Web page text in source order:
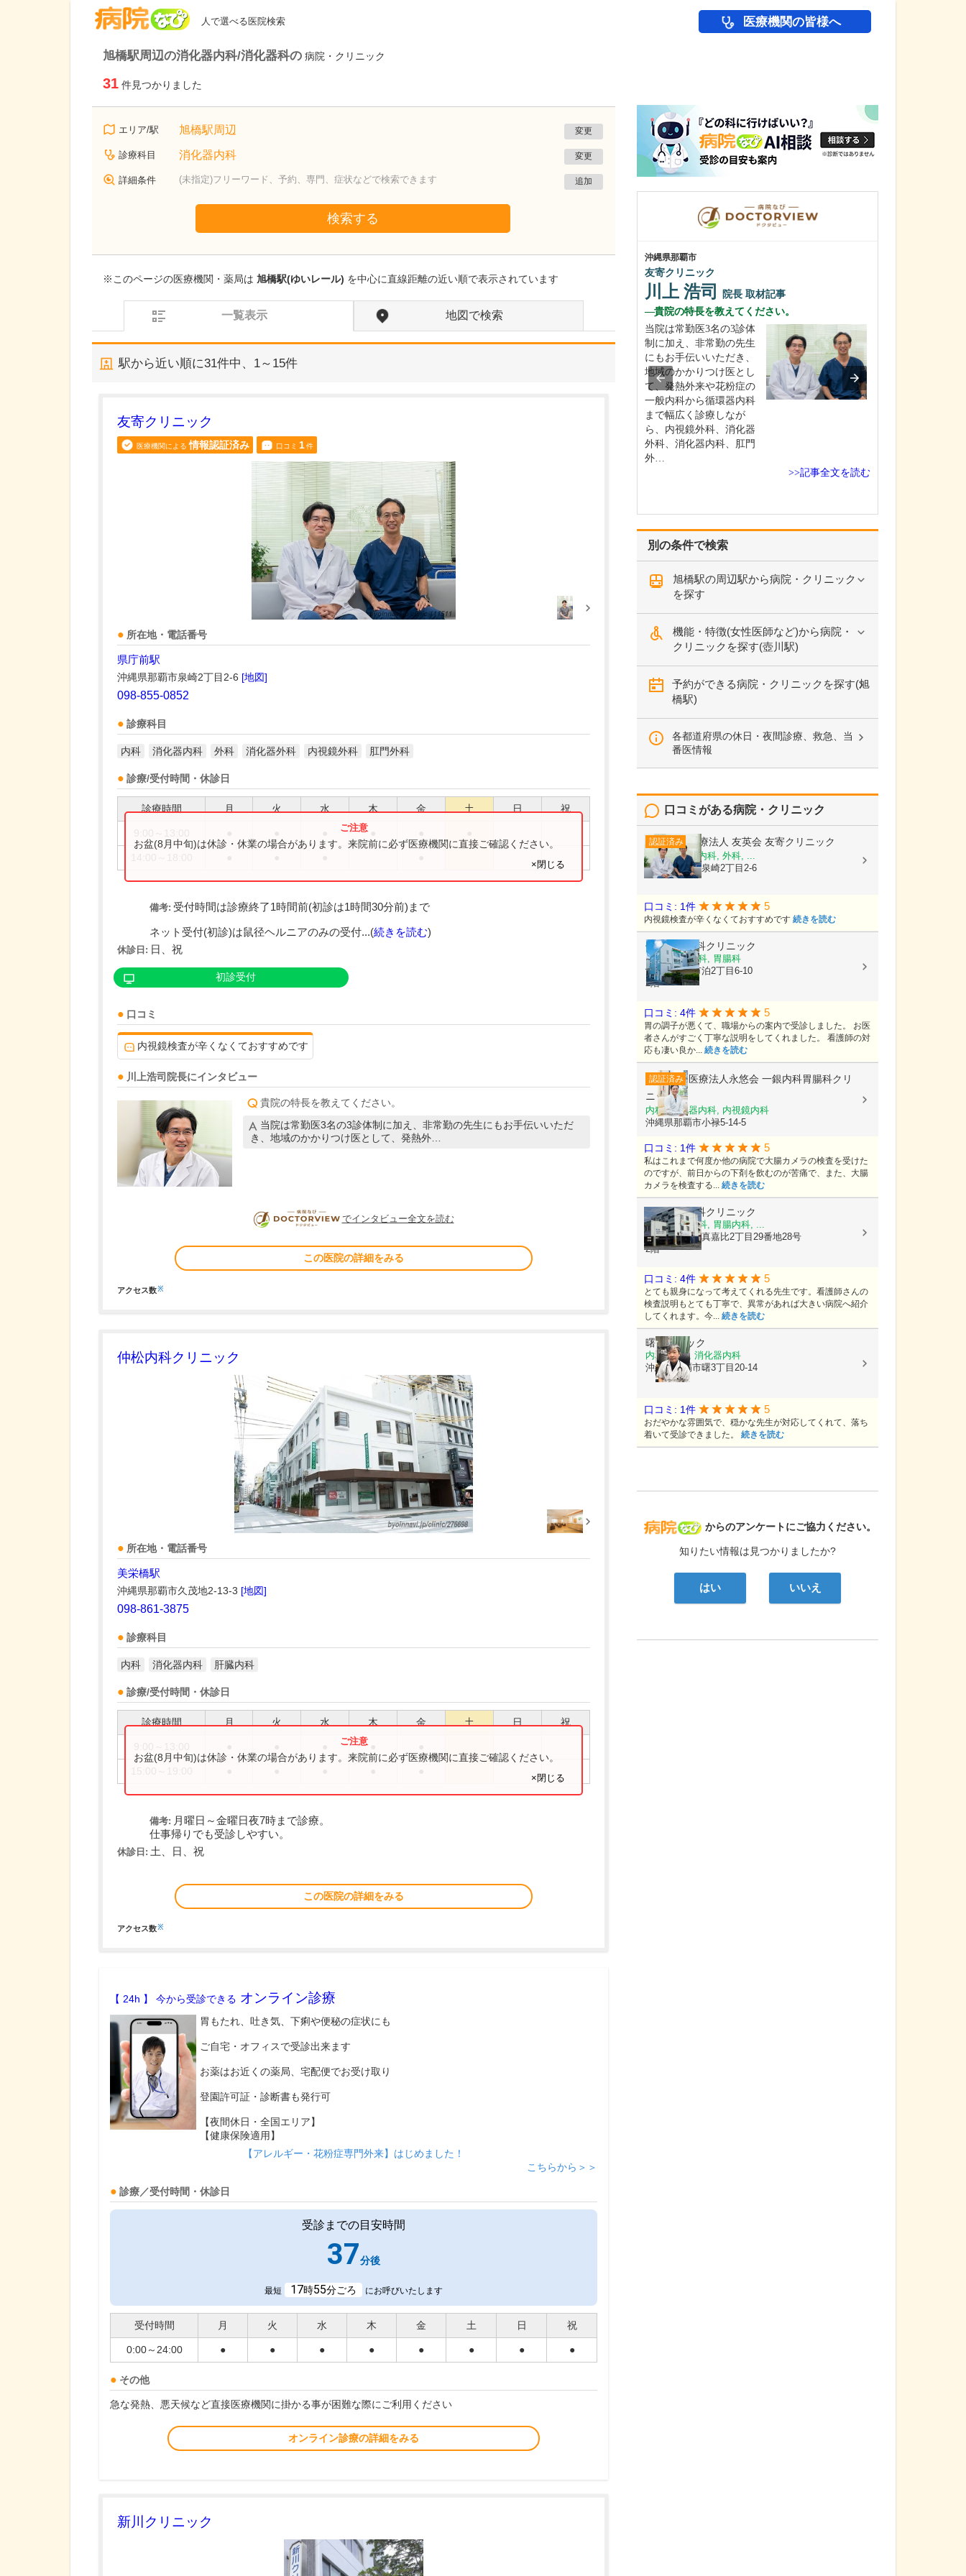
人で選べる医院検索 医療機関の皆様へ
旭橋駅周辺の消化器内科/消化器科の 病院・クリニック
31 件見つかりました
エリア/駅 旭橋駅周辺 変更
診療科目 消化器内科 変更
詳細条件 (未指定)フリーワード、予約、専門、症状などで検索できます 追加
検索する
※このページの医療機関・薬局は 旭橋駅(ゆいレール) を中心に直線距離の近い順で表示されています
一覧表示 地図で検索
駅から近い順に31件中、 1～15件
友寄クリニック
医療機関による 情報認証済み 口コミ 1件
所在地・電話番号
県庁前駅
沖縄県那覇市泉崎2丁目2-6 [地図]
098-855-0852
診療科目
内科 消化器内科 外科 消化器外科 内視鏡外科 肛門外科
診療/受付時間・休診日
診療時間 月 火 水 木 金 土 日 祝
お盆(8月中旬)は休診・休業の場合があります。来院前に必ず医療機関に直接ご確認ください。
×閉じる
備考: 受付時間は診療終了1時間前(初診は1時間30分前)まで
ネット受付(初診)は鼠径ヘルニアのみの受付...(続きを読む)
休診日: 日、祝
初診受付
口コミ
内視鏡検査が辛くなくておすすめです
川上浩司 院長にインタビュー
貴院の特長を教えてください。
当院は常勤医3名の3診体制に加え、非常勤の先生にもお手伝いいただ
き、地域のかかりつけ医として、発熱外…
DOCTORVIEW
でインタビュー全文を読む
この医院の詳細をみる
アクセス数※
仲松内科クリニック
所在地・電話番号
美栄橋駅
沖縄県那覇市久茂地2-13-3 [地図]
098-861-3875
診療科目
内科 消化器内科 肝臓内科
診療/受付時間・休診日
診療時間 月 火 水 木 金 土 日 祝
お盆(8月中旬)は休診・休業の場合があります。来院前に必ず医療機関に直接ご確認ください。
×閉じる
備考: 月曜日～金曜日夜7時まで診療。
仕事帰りでも受診しやすい。
休診日: 土、日、祝
この医院の詳細をみる
アクセス数※
【 24h 】 今から受診できる オンライン診療
胃もたれ、吐き気、下痢や便秘の症状にも
ご自宅・オフィスで受診出来ます
お薬はお近くの薬局、宅配便でお受け取り
登園許可証・診断書も発行可
【夜間休日・全国エリア】
【健康保険適用】
【アレルギー・花粉症専門外来】はじめました！
こちらから＞＞
診療／受付時間・休診日
受診までの目安時間
37分後
最短 17時55分ごろ にお呼びいたします
受付時間 月 火 水 木 金 土 日 祝
0:00～24:00 ● ● ● ● ● ● ● ●
その他
急な発熱、悪天候など直接医療機関に掛かる事が困難な際にご利用ください
オンライン診療の詳細をみる
新川クリニック
別の条件で検索
旭橋駅の周辺駅から病院・クリニック
を探す
機能・特徴(女性医師など)から病院・
クリニックを探す(壺川駅)
予約ができる病院・クリニックを探す(旭
橋駅)
各都道府県の休日・夜間診療、救急、当
番医情報
病院なび
からのアンケートにご協力ください。
知りたい情報は見つかりましたか?
はい いいえ
口コミがある病院・クリニック
認証済み 医療法人 友英会 友寄クリニック
内科, 消化器内科, 外科, ...
沖縄県那覇市泉崎2丁目2-6
口コミ: 1件 5
内視鏡検査が辛くなくておすすめです 続きを読む
仲地胃腸内科クリニック
内科, 消化器科, 胃腸科
沖縄県那覇市泊2丁目6-10
2階
口コミ: 4件 5
胃の調子が悪くて、職場からの案内で受診しました。 お医
者さんがすごく丁寧な説明をしてくれました。 看護師の対
応も凄い良か... 続きを読む
認証済み 医療法人永悠会 一銀内科胃腸科クリ
ニック
内科, 消化器内科, 内視鏡内科
沖縄県那覇市小禄5-14-5
口コミ: 1件 5
私はこれまで何度か他の病院で大腸カメラの検査を受けた
のですが、前日からの下剤を飲むのが苦痛で、また、大腸
カメラを検査する... 続きを読む
なかよし内科クリニック
内科, 肝臓内科, 胃腸内科, ...
沖縄県那覇市真嘉比2丁目29番地28号
2階
口コミ: 4件 5
とても親身になって考えてくれる先生です。看護師さんの
検査説明もとても丁寧で、異常があれば大きい病院へ紹介
してくれます。今... 続きを読む
曙クリニック
内科, 外科, 消化器内科
沖縄県那覇市曙3丁目20-14
口コミ: 1件 5
おだやかな雰囲気で、穏かな先生が対応してくれて、落ち
着いて受診できました。 続きを読む
沖縄県那覇市
一銀内科胃腸科クリニック
内視鏡検査は、どのくらいの頻度で受けるとよ
患者さんの年齢などにも
ス…
沖縄県那覇市
友寄クリニック
川上 浩司 院長 取材記事
貴院の特長を教えてください。
当院は常勤医3名の3診体
制に加え、非常勤の先生
にもお手伝いいただき、
地域のかかりつけ医とし
て、発熱外来や花粉症の
一般内科から循環器内科
まで幅広く診療しなが
ら、内視鏡外科、消化器
外科、消化器内科、肛門
外…
>>記事全文を読む